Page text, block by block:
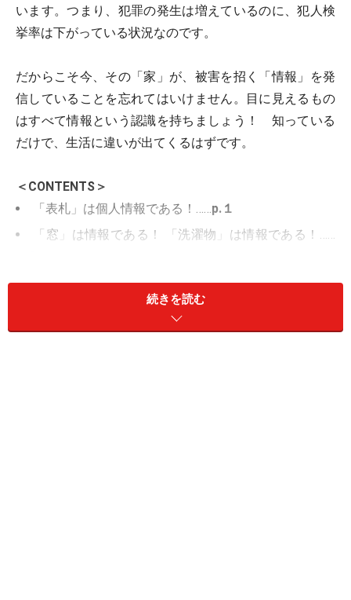
います。つまり、犯罪の発生は増えているのに、犯人検
挙率は下がっている状況なのです。
だからこそ今、その「家」が、被害を招く「情報」を発
信していることを忘れてはいけません。目に見えるもの
はすべて情報という認識を持ちましょう！ 知っている
だけで、生活に違いが出てくるはずです。
＜CONTENTS＞
「表札」は個人情報である！……p.１
「窓」は情報である！ 「洗濯物」は情報である！……
「ドア」と「窓」は侵入口と認識せよ！ ……p.３
「表札」は個人情報である！
続きを読む